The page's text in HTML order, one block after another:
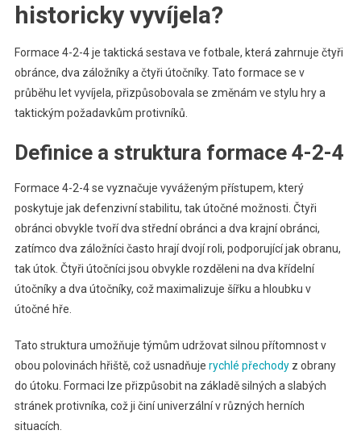
historicky vyvíjela?
Formace 4-2-4 je taktická sestava ve fotbale, která zahrnuje čtyři
obránce, dva záložníky a čtyři útočníky. Tato formace se v
průběhu let vyvíjela, přizpůsobovala se změnám ve stylu hry a
taktickým požadavkům protivníků.
Definice a struktura formace 4-2-4
Formace 4-2-4 se vyznačuje vyváženým přístupem, který
poskytuje jak defenzivní stabilitu, tak útočné možnosti. Čtyři
obránci obvykle tvoří dva střední obránci a dva krajní obránci,
zatímco dva záložníci často hrají dvojí roli, podporující jak obranu,
tak útok. Čtyři útočníci jsou obvykle rozděleni na dva křídelní
útočníky a dva útočníky, což maximalizuje šířku a hloubku v
útočné hře.
Tato struktura umožňuje týmům udržovat silnou přítomnost v
obou polovinách hřiště, což usnadňuje rychlé přechodyz obrany
do útoku. Formaci lze přizpůsobit na základě silných a slabých
stránek protivníka, což ji činí univerzální v různých herních
situacích.